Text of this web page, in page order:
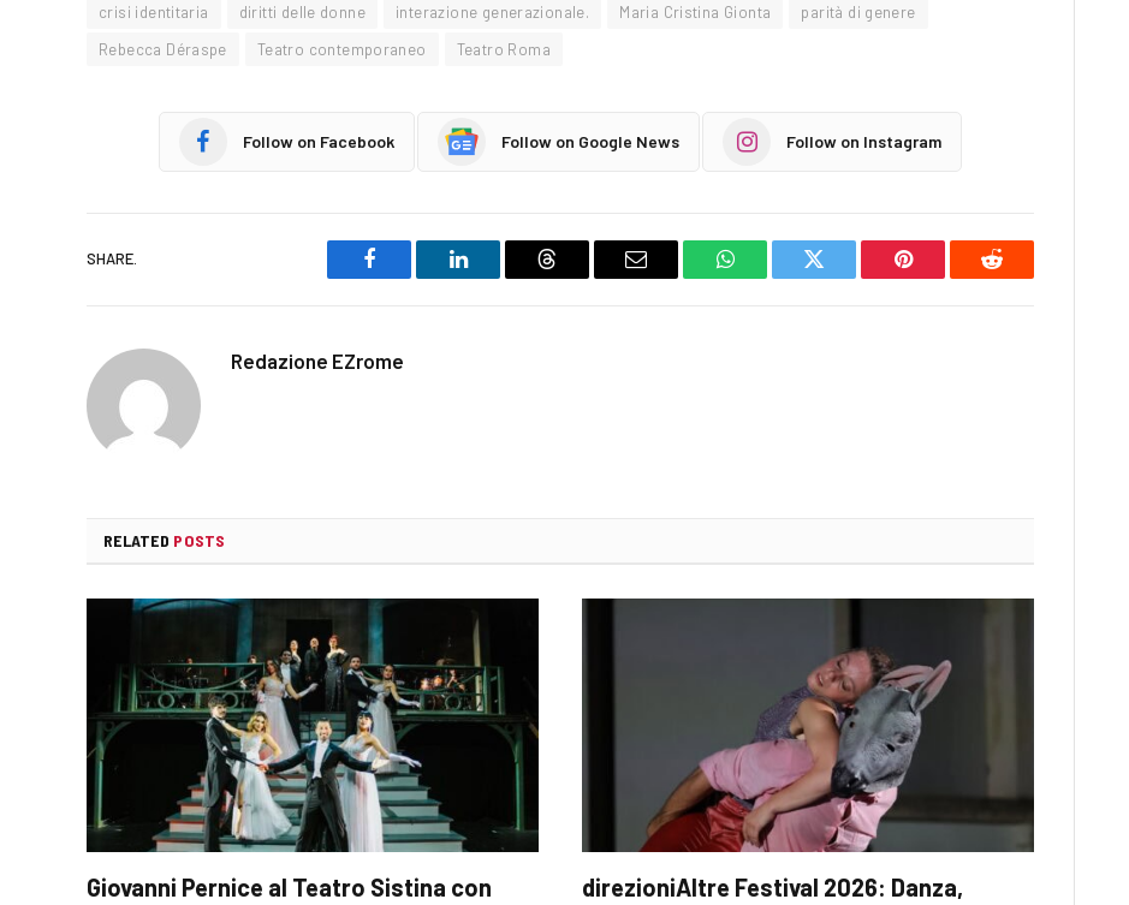
crisi identitaria diritti delle donne interazione generazionale. Maria Cristina Gionta
parità di genere
Rebecca Déraspe
Teatro contemporaneo Teatro Roma
Follow on Facebook Follow on Google News Follow on Instagram
SHARE.
Facebook LinkedIn Threads Email WhatsAppTwitter Pinterest Reddit
Redazione EZrome
RELATED POSTS
Giovanni Pernice al Teatro Sistina con direzioniAltre Festival 2026: Danza,